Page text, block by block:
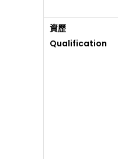
資歷
Qualification